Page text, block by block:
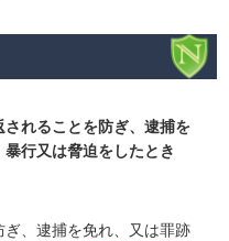
されることを防ぎ、逮捕を
行又は脅迫をしたとき
、逮捕を免れ、又は罪跡